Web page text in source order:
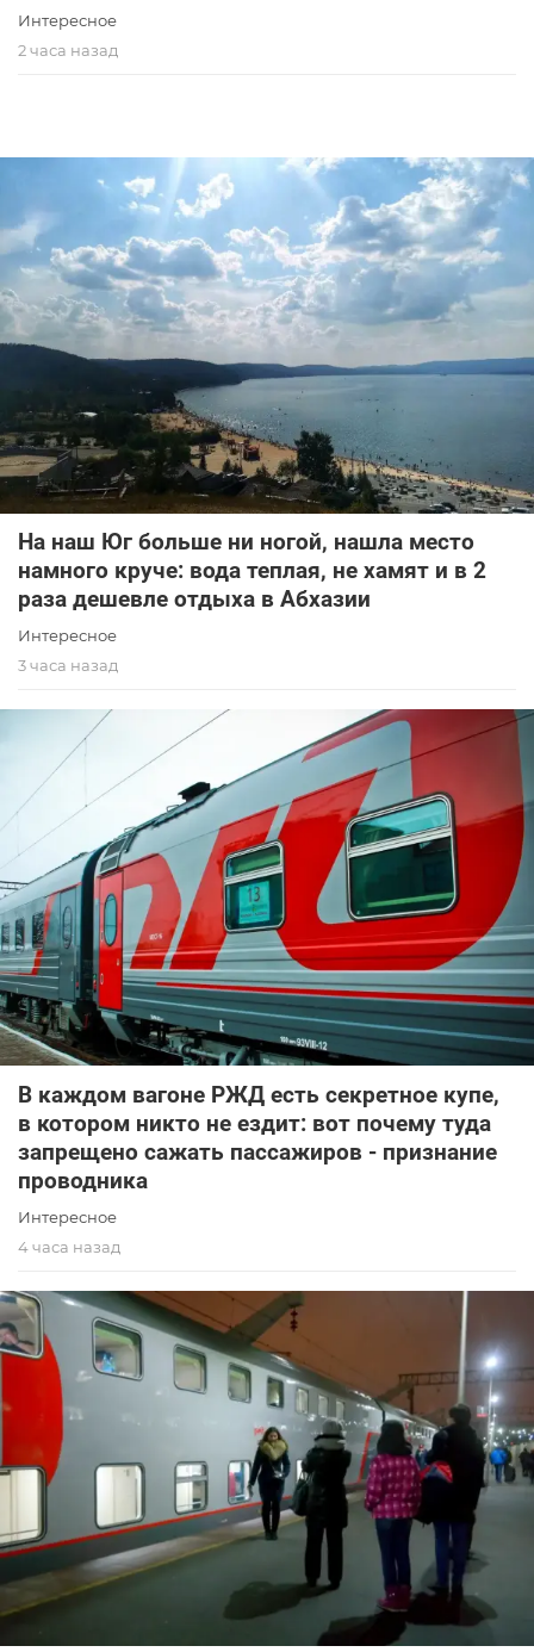
Интересное
2 часа назад
На наш Юг больше ни ногой, нашла место
намного круче: вода теплая, не хамят и в 2
раза дешевле отдыха в Абхазии
Интересное
3 часа назад
В каждом вагоне РЖД есть секретное купе,
в котором никто не ездит: вот почему туда
запрещено сажать пассажиров - признание
проводника
Интересное
4 часа назад